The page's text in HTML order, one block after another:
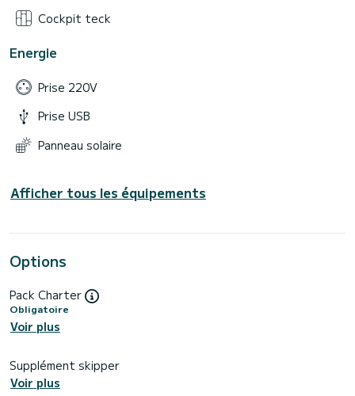
Cockpit teck
Energie
Prise 220V
Prise USB
Panneau solaire
Afficher tous les équipements
Options
Pack Charter
Obligatoire
Voir plus
Supplément skipper
Voir plus